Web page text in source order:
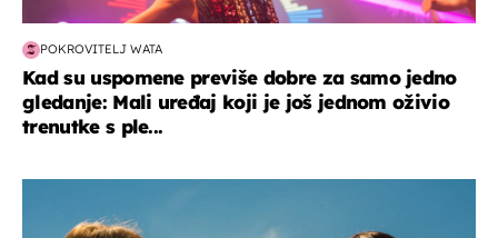
POKROVITELJ WATA
Kad su uspomene previše dobre za samo jedno
gledanje: Mali uređaj koji je još jednom oživio
trenutke s ple...